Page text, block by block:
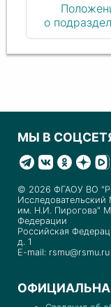
о
МЫ В
© 2026 ФГАОУ ВО
Исследовательский
им. Н.И. Пирогова"
Федерации
Российская
д. 1
E-mail: rsmu@rsmu.ru